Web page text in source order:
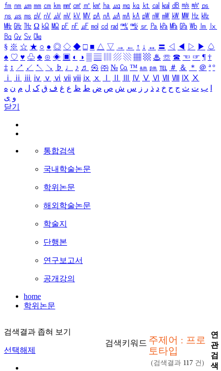
㎙ ㎚ ㎛ ㎜ ㎝ ㎞ ㎟ ㎠ ㎡ ㎢ ㏊ ㎍ ㎎ ㎏ ㏏ ㎈ ㎉ ㏈ ㎧ ㎨ ㎰
㎱ ㎲ ㎳ ㎴ ㎵ ㎶ ㎷ ㎸ ㎹ ㎀ ㎁ ㎂ ㎃ ㎄ ㎺ ㎻ ㎽ ㎾ ㎿ ㎐ ㎑
㎒ ㎓ ㎔ Ω ㏀ ㏁ ㎊ ㎋ ㎌ ㏖ ㏅ ㎭ ㎮ ㎯ ㏛ ㎩ ㎪ ㎫ ㎬ ㏝ ㏐
㏓
㏃ ㏉ ㏜ ㏆
§ ※ ☆ ★ ○ ● ◎ ◇ ◆ □ ■ △ ▽ → ← ↑ ↓ ↔ 〓 ◁ ◀ ▷ ▶ ♤
♠ ♡ ♥ ♧ ♣ ⊙ ◈ ▣ ◐ ◑ ▒ ▤ ▨ ▧ ▦ ▩ ♨ ☏ ☎ ☜ ☞ ¶ †
‡ ↕ ↗ ↙ ↖ ↘ ♭ ♩ ♪ ♬ ㉿ ㈜ № ㏇ ™ ㏂ ㏘ ℡ ＃ ＆ ＊ ＠ ª º
ⅰ
ⅱ ⅲ ⅳ ⅴ ⅵ ⅶ ⅷ ⅸ ⅹ Ⅳ Ⅴ Ⅵ Ⅶ Ⅷ Ⅸ Ⅹ
ب ت ث ج ح خ د ذ ر ز س ش ص ض ط ظ ع غ ف ق ک ل م ن ه
و ی
닫기
통합검색
국내학술논문
학위논문
해외학술논문
학술지
단행본
연구보고서
공개강의
home
학위논문
검색결과 좁혀 보기
선택해제
검색키워드 주제어 : 프로
토타입
(검색결과 117 건)
연
관
검
색